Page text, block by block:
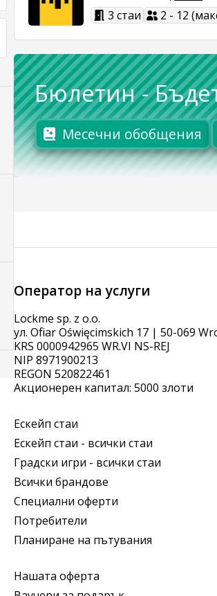
3 стаи 2 - 12
Бюлетин -
Месечни обобщения
Оператор на услуги
Lockme sp. z o.o.
ул. Ofiar Oświęcimskich 17 | 50-069
KRS 0000942965 WR.VI NS-REJ
NIP 8971900213
REGON 520822461
Акционерен капитал: 5000 злоти
Ескейп стаи
Ескейп стаи - всички стаи
Градски игри - всички стаи
Всички брандове
Специални оферти
Потребители
Планиране на пътувания
Нашата оферта